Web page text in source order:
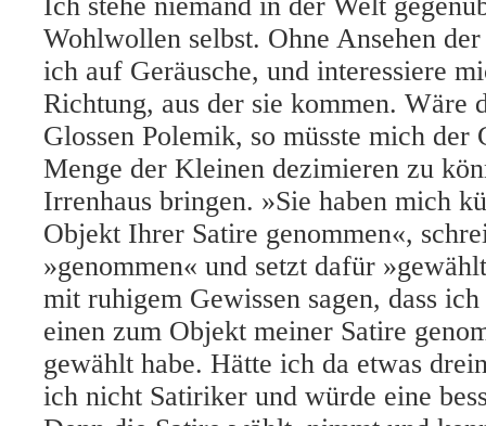
Wohlwollen selbst. Ohne Ansehen
ich auf Geräusche, und interessiere
Richtung, aus der sie kommen. Wäre
Glossen Polemik, so müsste mich der
Menge der Kleinen dezimieren zu
Irrenhaus bringen. »Sie haben mich
Objekt Ihrer Satire genommen«,
»genommen« und setzt dafür
mit ruhigem Gewissen sagen, dass
einen zum Objekt meiner Satire
gewählt habe. Hätte ich da etwas
ich nicht Satiriker und würde eine